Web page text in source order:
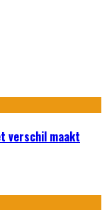
verschil maakt